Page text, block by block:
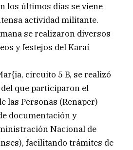
los últimos días se viene
actividad militante.
se realizaron diversos
y festejos del Karaí
circuito 5 B, se realizó
que participaron el
las Personas (Renaper)
documentación y
Nacional de
facilitando trámites de